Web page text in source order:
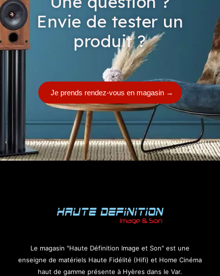
Envie de tester un
produit ?
Je prends rendez-vous en magasin →
Le magasin "Haute Définition Image et Son" est une
enseigne de matériels Haute Fidélité (Hifi) et Home Cinéma
haut de gamme présente à Hyères dans le Var.